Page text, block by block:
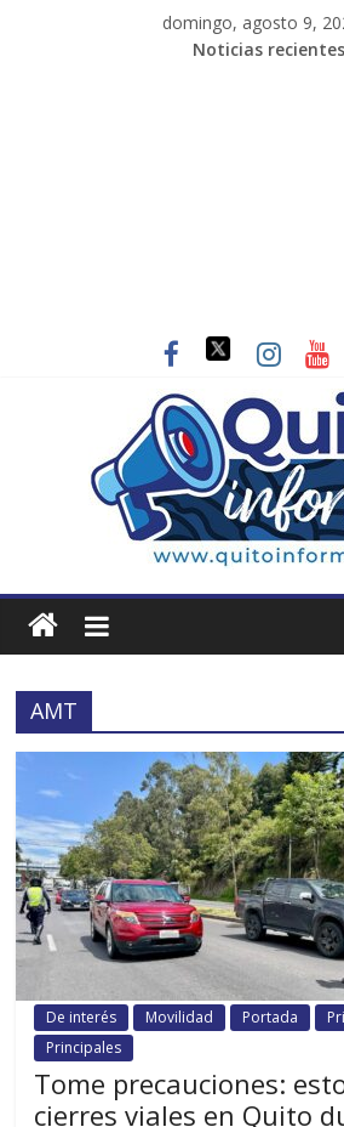
domingo, agosto 9,
Noticias
AMT
De interés Movilidad Portada
Principales
Tome precauciones:
cierres viales en Quito